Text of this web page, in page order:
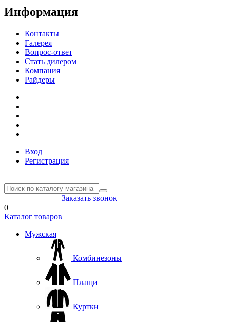
Информация
Контакты
Галерея
Вопрос-ответ
Стать дилером
Компания
Райдеры
Вход
Регистрация
Заказать звонок
0
Каталог товаров
Мужская
Комбинезоны
Плащи
Куртки